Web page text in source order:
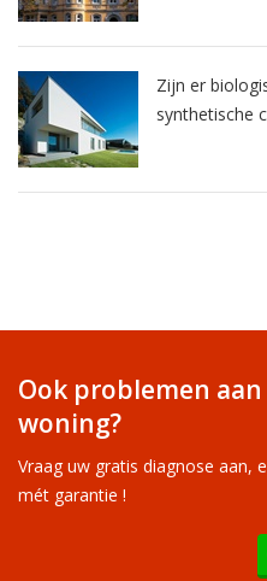
Zijn er
synthetische
Ook problemen
woning?
Vraag uw gratis diagnose aan,
mét garantie !